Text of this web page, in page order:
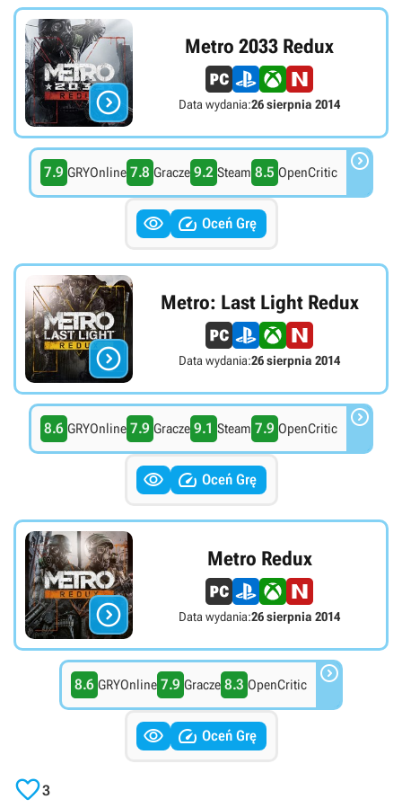

Metro 2033 Redux
Data wydania:26 sierpnia 2014
7.9 GRYOnline 7.8 Gracze 9.2 Steam 8.5 OpenCritic 
  Oceń Grę

Metro: Last Light Redux
Data wydania:26 sierpnia 2014
8.6 GRYOnline 7.9 Gracze 9.1 Steam 7.9 OpenCritic 
  Oceń Grę

Metro Redux
Data wydania:26 sierpnia 2014
8.6 GRYOnline 7.9 Gracze 8.3 OpenCritic 
  Oceń Grę
3